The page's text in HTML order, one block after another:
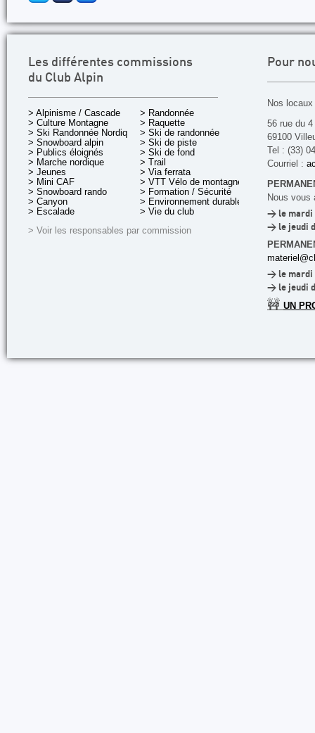
Les différentes commissions
du Club Alpin
> Alpinisme / Cascade
> Culture Montagne
> Ski Randonnée Nordique
> Snowboard alpin
> Publics éloignés
> Marche nordique
> Jeunes
> Mini CAF
> Snowboard rando
> Canyon
> Escalade
> Randonnée
> Raquette
> Ski de randonnée
> Ski de piste
> Ski de fond
> Trail
> Via ferrata
> VTT Vélo de montagne
> Formation / Sécurité
> Environnement durable
> Vie du club
> Voir les responsables par commission
Pour
Nos
56 rue du
69100
Tel : (33)
Courriel :
Nous vous
> le mardi
> le jeudi
> le mardi
> le jeudi
🚧 UN